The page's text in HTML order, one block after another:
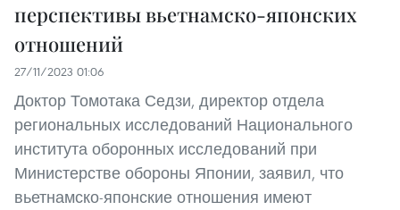
перспективы вьетнамско-японских
отношений
27/11/2023 01:06
Доктор Томотака Седзи, директор отдела
региональных исследований Национального
института оборонных исследований при
Министерстве обороны Японии, заявил, что
вьетнамско-японские отношения имеют